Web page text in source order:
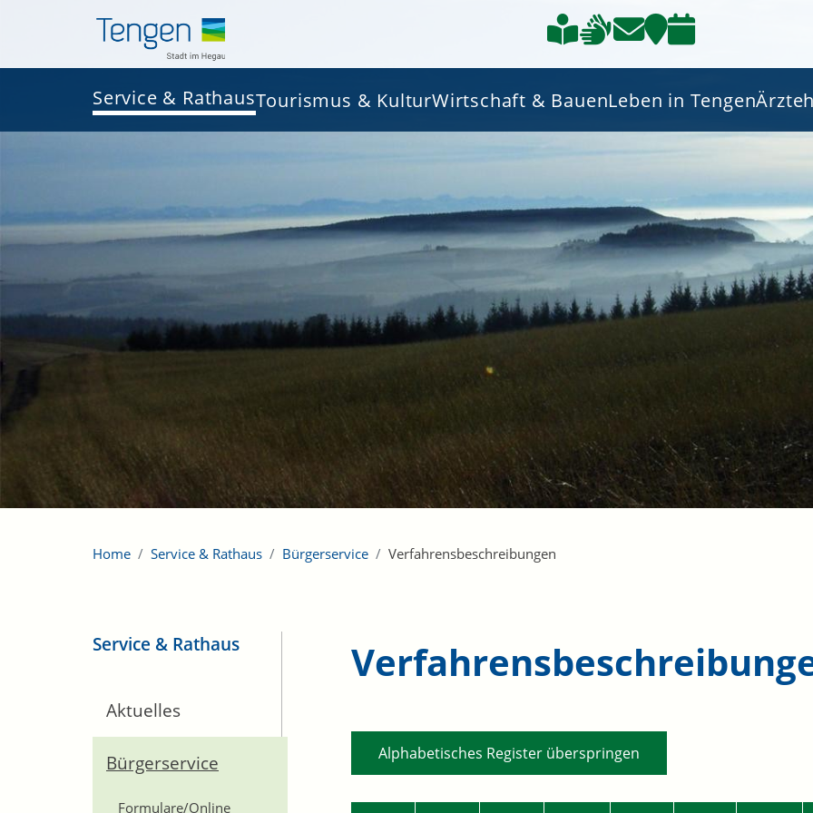
Service & RathausTourismus & KulturWirtschaft & BauenLeben in Tengen
Home Service & Rathaus Bürgerservice Verfahrensbeschreibungen
Service & Rathaus
Aktuelles
Bürgerservice
Formulare/Online
Alphabetisches Register überspringen